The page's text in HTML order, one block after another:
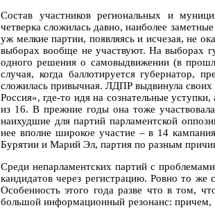
Состав участников региональных и
четверка сложилась давно, наиболее
уж мелкие партии, появляясь и исчезая, не
выборах вообще не участвуют. На выборах
одного решения о самовыдвижении (в
случая, когда баллотируется губернатор,
сложилась привычная. ЛДПР выдвинула
Россия», где-то идя на сознательные
из 16. В прежние годы она тоже
наихудшие для партий парламентской
нее вполне широкое участие – в 14
Бурятии и Марий Эл, партия по разным
Среди непарламентских партий с
кандидатов через регистрацию. Ровно то же
Особенность этого года разве что в том,
большой информационный резонанс: причем,